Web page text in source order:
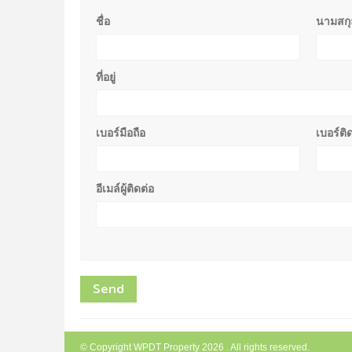
ชื่อ นามสกุ
ที่อยู่
เบอร์มือถือ เบอร์ติ
อีเมล์ผู้ติดต่อ
© Copyright WPDT Property 2026 . All rights reserved.